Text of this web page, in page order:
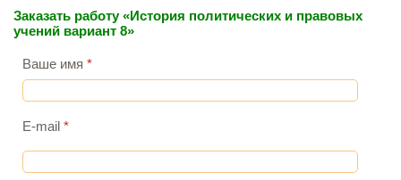
Заказать работу «История политических и правовых
учений вариант 8»
Ваше имя *
E-mail *